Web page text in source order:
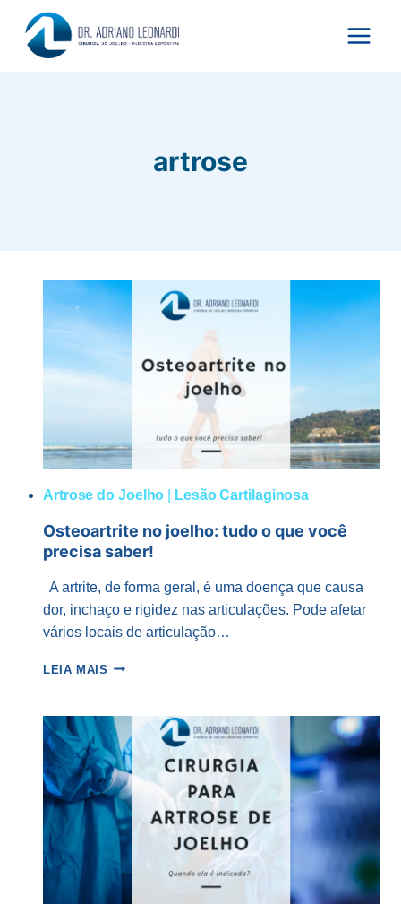
para
artrose
Artrose do Joelho Lesão Cartilaginosa
Osteoartrite no joelho: tudo o que você
precisa saber!
A artrite, de forma geral, é uma doença que causa
dor, inchaço e rigidez nas articulações. Pode afetar
vários locais de articulação…
LEIA MAIS OSTEOARTRITE
TUDO
O
QUE
VOCÊ
PRECISA
SABER!